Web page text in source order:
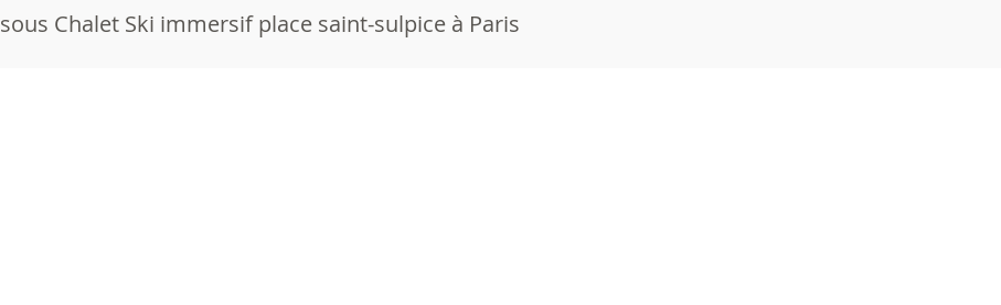
sous Chalet Ski immersif place saint-sulpice à Paris